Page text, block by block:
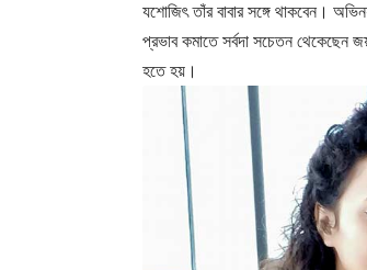
যশোজিৎ তাঁর বাবার সঙ্গে থাকবেন।
প্রভাব কমাতে সর্বদা সচেতন থেকেছেন
হতে হয়।